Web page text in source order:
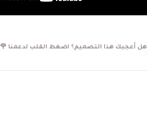
هل أعجبك هذا التصميم؟ اضغط القلب لدعمنا 🌹